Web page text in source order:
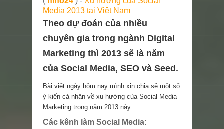
Media 2013 tại Việt Nam
Theo dự đoán của nhiều
chuyên gia trong ngành Digital
Marketing thì 2013 sẽ là năm
của Social Media, SEO và Seed.
Bài viết ngày hôm nay mình xin chia sẻ một số
ý kiến cá nhân về xu hướng của Social Media
Marketing trong năm 2013 này.
Các kênh làm Social Media: